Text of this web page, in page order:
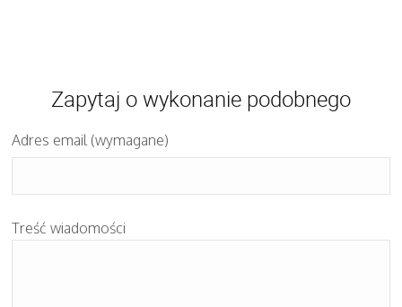
Zapytaj o wykonanie podobnego
Adres email (wymagane)
Treść wiadomości